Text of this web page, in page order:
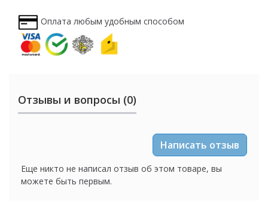
Оплата любым удобным способом
Отзывы и вопросы (0)
Написать отзыв
Еще никто не написал отзыв об этом товаре, вы
можете быть первым.